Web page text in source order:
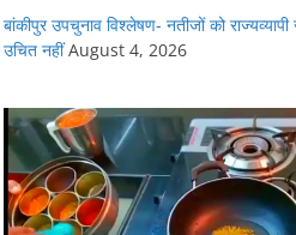
बांकीपुर उपचुनाव विश्लेषण- नतीजों को
उचित नहीं August 4, 2026